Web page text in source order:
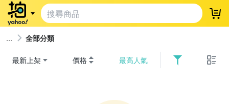
登
全部分類
最新上架 價格 最高人氣